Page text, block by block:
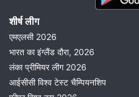
शीर्ष लीग
एमएलसी 2026
भारत का इंग्लैंड दौरा, 2026
लंका प्रीमियर लीग 2026
आईसीसी विश्व टेस्ट चैम्पियनशिप